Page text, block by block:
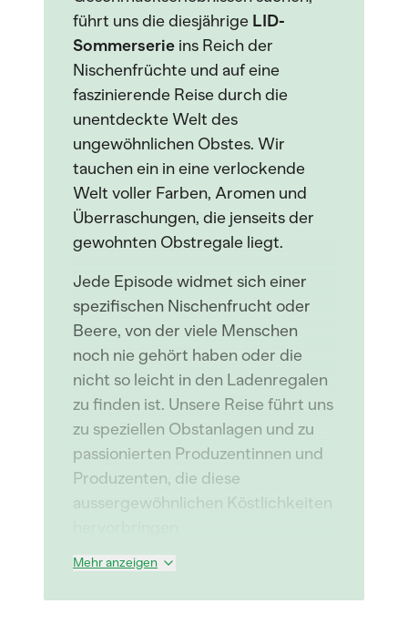
führt uns die diesjährige LID-
Sommerserie ins Reich der
Nischenfrüchte und auf eine
faszinierende Reise durch die
unentdeckte Welt des
ungewöhnlichen Obstes. Wir
tauchen ein in eine verlockende
Welt voller Farben, Aromen und
Überraschungen, die jenseits der
gewohnten Obstregale liegt.
Jede Episode widmet sich einer
spezifischen Nischenfrucht oder
Beere, von der viele Menschen
noch nie gehört haben oder die
nicht so leicht in den Ladenregalen
zu finden ist. Unsere Reise führt uns
zu speziellen Obstanlagen und zu
passionierten Produzentinnen und
Produzenten, die diese
aussergewöhnlichen Köstlichkeiten
Mehr anzeigen